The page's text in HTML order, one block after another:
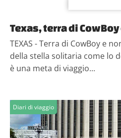
Texas, terra di
TEXAS - Terra di CowBoy e
della stella solitaria come lo
è una meta di viaggio...
Diari di viaggio